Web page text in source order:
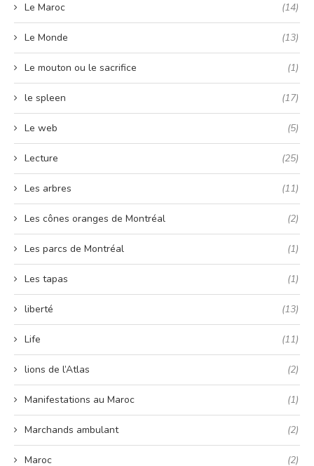
Le Maroc (14)
Le Monde (13)
Le mouton ou le sacrifice (1)
le spleen (17)
Le web (5)
Lecture (25)
Les arbres (11)
Les cônes oranges de Montréal (2)
Les parcs de Montréal (1)
Les tapas (1)
liberté (13)
Life (11)
lions de l’Atlas (2)
Manifestations au Maroc (1)
Marchands ambulant (2)
Maroc (2)